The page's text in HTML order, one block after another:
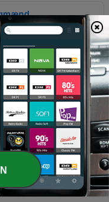
fyret
Ingels
om fusionsenergi